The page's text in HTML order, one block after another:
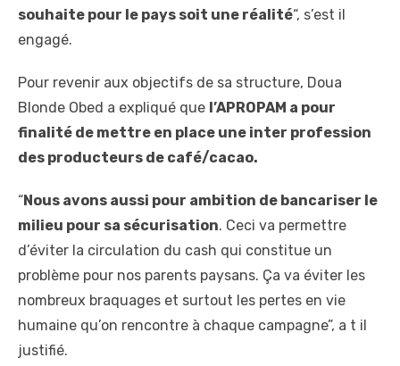
souhaite pour le pays soit une réalité“, s’est il
engagé.
Pour revenir aux objectifs de sa structure, Doua
Blonde Obed a expliqué que l’APROPAM a pour
finalité de mettre en place une inter profession
des producteurs de café/cacao.
“Nous avons aussi pour ambition de bancariser le
milieu pour sa sécurisation. Ceci va permettre
d’éviter la circulation du cash qui constitue un
problème pour nos parents paysans. Ça va éviter les
nombreux braquages et surtout les pertes en vie
humaine qu’on rencontre à chaque campagne”, a t il
justifié.